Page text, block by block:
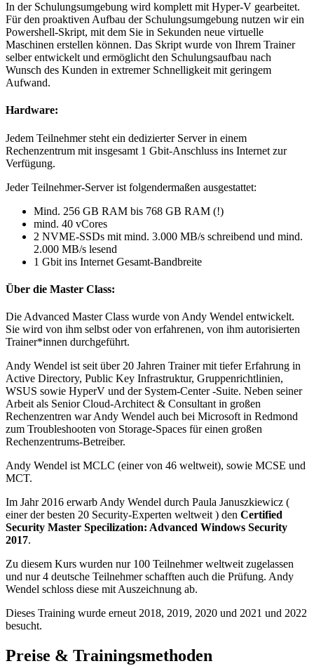
In der Schulungsumgebung wird komplett mit Hyper-V gearbeitet.
Für den proaktiven Aufbau der Schulungsumgebung nutzen wir ein
Powershell-Skript, mit dem Sie in Sekunden neue virtuelle
Maschinen erstellen können. Das Skript wurde von Ihrem Trainer
selber entwickelt und ermöglicht den Schulungsaufbau nach
Wunsch des Kunden in extremer Schnelligkeit mit geringem
Aufwand.
Hardware:
Jedem Teilnehmer steht ein dedizierter Server in einem
Rechenzentrum mit insgesamt 1 Gbit-Anschluss ins Internet zur
Verfügung.
Jeder Teilnehmer-Server ist folgendermaßen ausgestattet:
Mind. 256 GB RAM bis 768 GB RAM (!)
mind. 40 vCores
2 NVME-SSDs mit mind. 3.000 MB/s schreibend und mind.
2.000 MB/s lesend
1 Gbit ins Internet Gesamt-Bandbreite
Über die Master Class:
Die Advanced Master Class wurde von Andy Wendel entwickelt.
Sie wird von ihm selbst oder von erfahrenen, von ihm autorisierten
Trainer*innen durchgeführt.
Andy Wendel ist seit über 20 Jahren Trainer mit tiefer Erfahrung in
Active Directory, Public Key Infrastruktur, Gruppenrichtlinien,
WSUS sowie HyperV und der System-Center -Suite. Neben seiner
Arbeit als Senior Cloud-Architect & Consultant in großen
Rechenzentren war Andy Wendel auch bei Microsoft in Redmond
zum Troubleshooten von Storage-Spaces für einen großen
Rechenzentrums-Betreiber.
Andy Wendel ist MCLC (einer von 46 weltweit), sowie MCSE und
MCT.
Im Jahr 2016 erwarb Andy Wendel durch Paula Januszkiewicz (
einer der besten 20 Security-Experten weltweit ) den Certified
Security Master Specilization: Advanced Windows Security
2017.
Zu diesem Kurs wurden nur 100 Teilnehmer weltweit zugelassen
und nur 4 deutsche Teilnehmer schafften auch die Prüfung. Andy
Wendel schloss diese mit Auszeichnung ab.
Dieses Training wurde erneut 2018, 2019, 2020 und 2021 und 2022
besucht.
Preise & Trainingsmethoden